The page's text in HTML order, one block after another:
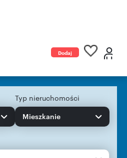
Dodaj
Typ nieruchomości
Mieszkanie